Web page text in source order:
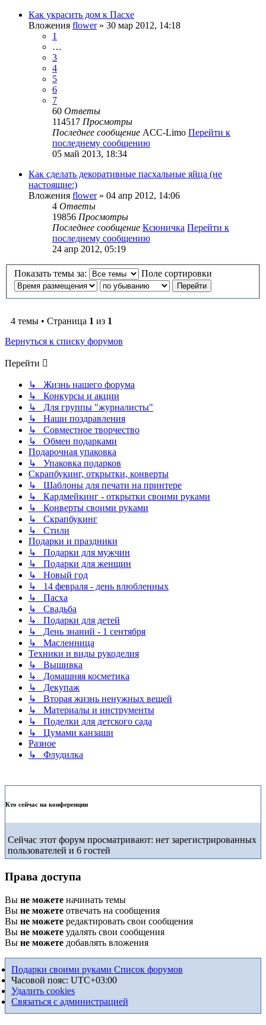
Как украсить дом к Пасхе
Вложения flower» 30 мар 2012, 14:18
1
…
3
4
5
6
7
60 Ответы
114517 Просмотры
Последнее сообщение ACC-Limo Перейти к
последнему сообщению
05 май 2013, 18:34
Как сделать декоративные пасхальные яйца (не
настоящие:)
Вложения flower» 04 апр 2012, 14:06
4 Ответы
19856 Просмотры
Последнее сообщение Ксюничка Перейти к
последнему сообщению
24 апр 2012, 05:19
Показать темы за: Поле сортировки
4 темы • Страница 1 из 1
Вернуться к списку форумов
Перейти
↳ Жизнь нашего форума
↳ Конкурсы и акции
↳ Для группы "журналисты"
↳ Наши поздравления
↳ Совместное творчество
↳ Обмен подарками
Подарочная упаковка
↳ Упаковка подарков
Скрапбукинг, открытки, конверты
↳ Шаблоны для печати на принтере
↳ Кардмейкинг - открытки своими руками
↳ Конверты своими руками
↳ Скрапбукинг
↳ Стили
Подарки и праздники
↳ Подарки для мужчин
↳ Подарки для женщин
↳ Новый год
↳ 14 февраля - день влюбленных
↳ Пасха
↳ Свадьба
↳ Подарки для детей
↳ День знаний - 1 сентября
↳ Масленница
Техники и виды рукоделия
↳ Вышивка
↳ Домашняя косметика
↳ Декупаж
↳ Вторая жизнь ненужных вещей
↳ Материалы и инструменты
↳ Поделки для детского сада
↳ Цумами канзаши
Разное
↳ Флудилка
Кто сейчас на конференции
Сейчас этот форум просматривают: нет зарегистрированных
пользователей и 6 гостей
Права доступа
Вы не можете начинать темы
Вы не можете отвечать на сообщения
Вы не можете редактировать свои сообщения
Вы не можете удалять свои сообщения
Вы не можете добавлять вложения
Подарки своими руками Список форумов
Часовой пояс: UTC+03:00
Удалить cookies
Связаться с администрацией